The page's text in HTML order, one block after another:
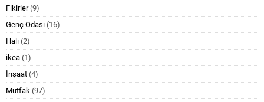
Fikirler(9)
Genç Odası (16)
Halı (2)
ikea (1)
İnşaat (4)
Mutfak (97)